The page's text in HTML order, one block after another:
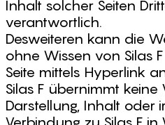
Inhalt solcher Seiten
verantwortlich.
Desweiteren kann die
ohne Wissen von Silas
Seite mittels Hyperlink
Silas F übernimmt
Darstellung, Inhalt oder